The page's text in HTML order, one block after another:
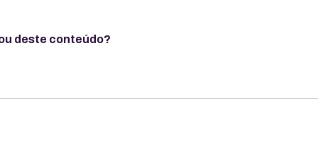
deste conteúdo?